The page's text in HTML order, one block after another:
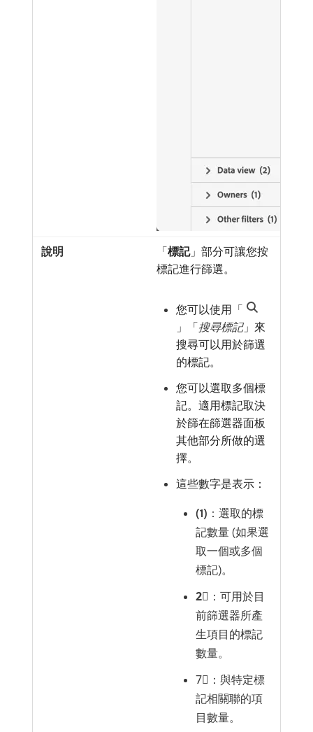
「標記」部分可讓您按
標記進行篩選。
您可以使用「
」「搜尋標記」來
搜尋可以用於篩選
的標記。
您可以選取多個標
記。適用標記取決
於篩在篩選器面板
其他部分所做的選
擇。
這些數字是表示：
(1) ：選取的標
記數量 (如果選
取一個或多個
標記)。
2︎⃣ ：可用於目
前篩選器所產
生項目的標記
數量。
7︎⃣：與特定標
記相關聯的項
目數量。